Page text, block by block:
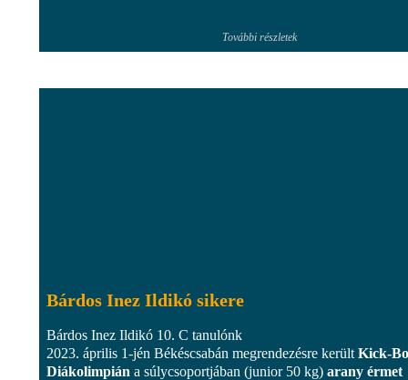
További részletek
Bárdos Inez Ildikó sikere
Bárdos Inez Ildikó 10. C tanulónk
2023. április 1-jén Békéscsabán megrendezésre került Kick-
Diákolimpián a súlycsoportjában (junior 50 kg) arany érmet